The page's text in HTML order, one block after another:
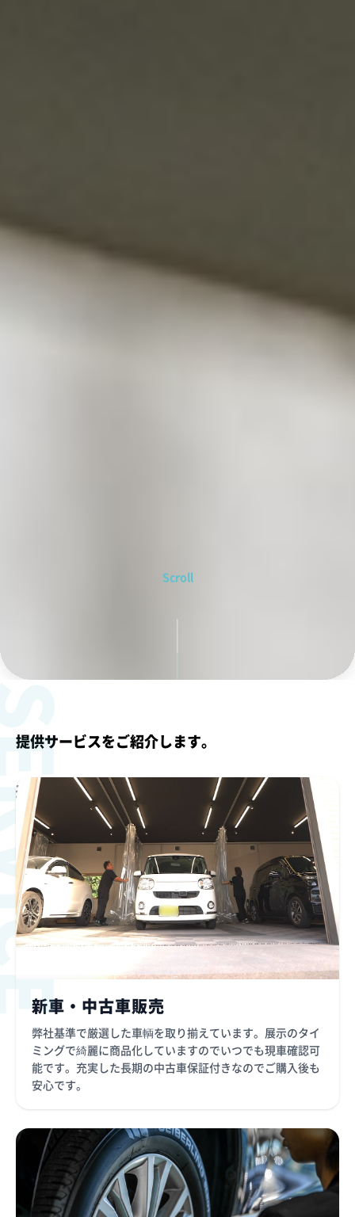
Scroll
提供サービスをご紹介します。
新車・中古車販売
弊社基準で厳選した車輌を取り揃えています。展示のタイ
ミングで綺麗に商品化していますのでいつでも現車確認可
能です。充実した長期の中古車保証付きなのでご購入後も
安心です。